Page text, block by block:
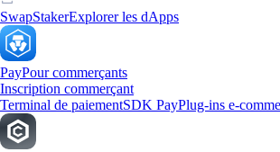
SwapStakerExplorer les dApps
PayPour commerçants
Inscription commerçant
Terminal de paiementSDK PayPlug-ins e-